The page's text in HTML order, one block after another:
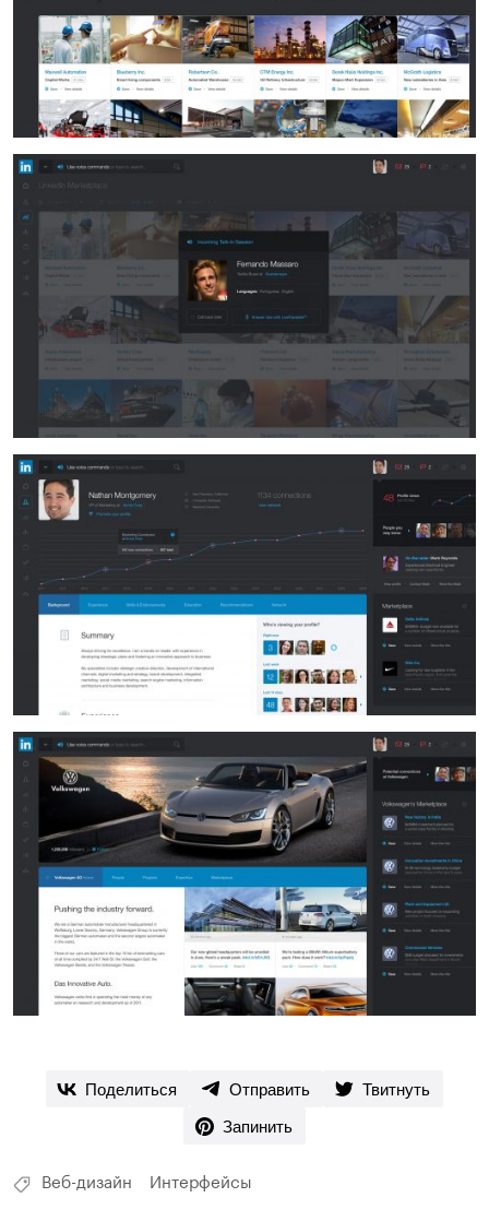
Поделиться Отправить
Твитнуть
Запинить
Веб-дизайн Интерфейсы